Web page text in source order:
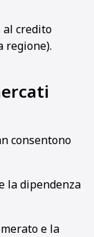
credito
regione).
consentono
la dipendenza
e la